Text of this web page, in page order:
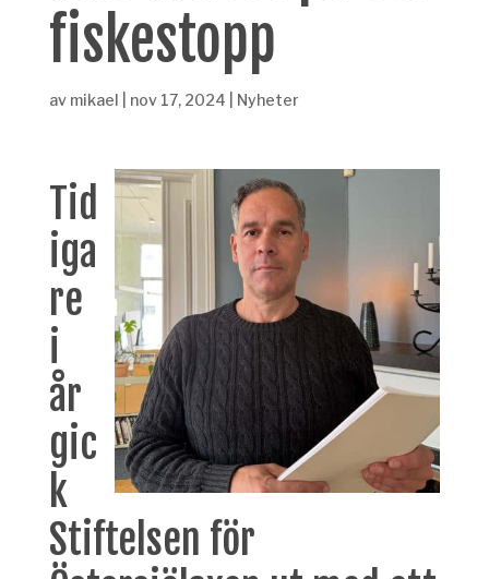
fiskestopp
av mikael nov 17, 2024 Nyheter
Tid
iga
re
i
år
gic
k
Stiftelsen för